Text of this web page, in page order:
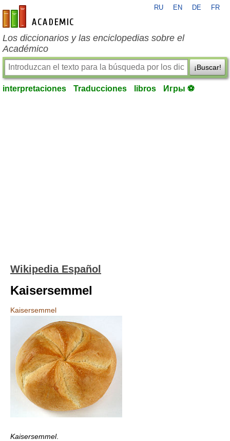
es-academic.com
RU EN DE FR
Los diccionarios y las enciclopedias sobre el
Académico
¡Buscar!
interpretaciones Traducciones libros Игры ⚽
Wikipedia Español
Kaisersemmel
Kaisersemmel
Kaisersemmel.